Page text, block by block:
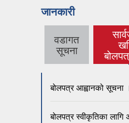
जानकारी
वडागत
सूचना
बोलपत्र आह्वानको सूचना
बोलपत्र स्वीकृतिका